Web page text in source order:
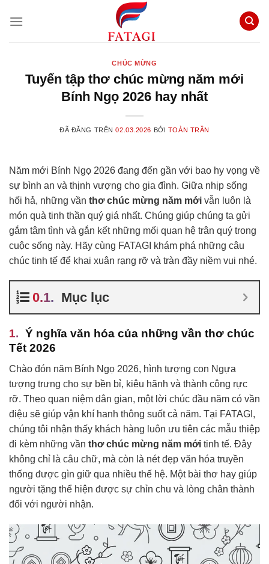
đến
CHÚC MỪNG
Tuyển tập thơ chúc mừng năm mới
Bính Ngọ 2026 hay nhất
ĐÃ ĐĂNG TRÊN02.03.2026 BỞI TOÀN TRẦN
Năm mới Bính Ngọ 2026 đang đến gần với bao hy vọng về
sự bình an và thịnh vượng cho gia đình. Giữa nhịp sống
hối hả, những vần thơ chúc mừng năm mới vẫn luôn là
món quà tinh thần quý giá nhất. Chúng giúp chúng ta gửi
gắm tâm tình và gắn kết những mối quan hệ trân quý trong
cuộc sống này. Hãy cùng FATAGI khám phá những câu
chúc tinh tế để khai xuân rạng rỡ và tràn đầy niềm vui nhé.
Mục lục
Ý nghĩa văn hóa của những vần thơ chúc
Tết 2026
Chào đón năm Bính Ngọ 2026, hình tượng con Ngựa
tượng trưng cho sự bền bỉ, kiêu hãnh và thành công rực
rỡ. Theo quan niệm dân gian, một lời chúc đầu năm có vần
điệu sẽ giúp vận khí hanh thông suốt cả năm. Tại FATAGI,
chúng tôi nhận thấy khách hàng luôn ưu tiên các mẫu thiệp
đi kèm những vần thơ chúc mừng năm mới tinh tế. Đây
không chỉ là câu chữ, mà còn là nét đẹp văn hóa truyền
thống được gìn giữ qua nhiều thế hệ. Một bài thơ hay giúp
người tặng thể hiện được sự chỉn chu và lòng chân thành
đối với người nhận.